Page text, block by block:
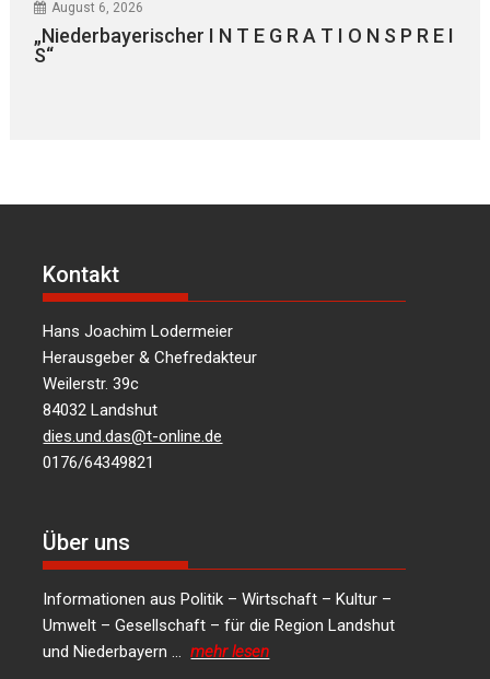
August 6, 2026
„Niederbayerischer I N T E G R A T I O N S P R E I
S“
Kontakt
Hans Joachim Lodermeier
Herausgeber & Chefredakteur
Weilerstr. 39c
84032 Landshut
dies.und.das@t-online.de
0176/64349821
Über uns
Informationen aus Politik – Wirtschaft – Kultur –
Umwelt – Gesellschaft – für die Region Landshut
und Niederbayern …mehr lesen